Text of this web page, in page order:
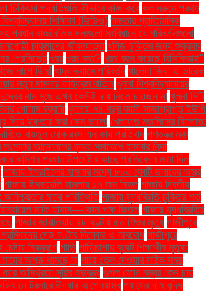
চিকিৎসা পদ্ধতিগুলি কীভাবে কাজ করে ক্লাসরুমে প্রথম
শিক্ষিকা (ভিডিও) ক্ষমতার প্রাতিষ্ঠানিক
প্রধান রাজনৈতিক দলগুলো সংবিধানে যে পরিবর্তনগুলো
চাকমাদের জীবনযাত্রা খনিজ চুক্তির জন্য শুক্রবার
প্রেসিডেন্ট খবর খরচ কত? খরচ বহন করেছে বিসিসিআই"
লাগে ডিম! খাদ্যাভ্যাসে পরিবর্তন খালেদা জিয়া ও তারেক
নতুন মামলার কার্যক্রম বাতিল খুলনা বিশ্ববিদ্যালয়ের
নাম মুছে এখন কেউই দায় নিতে চাচ্ছেন না খুলনা সিটি
গোলাম রব্বানী খুলনায় ৭৪ বছর বয়সী সাজাপ্রাপ্ত ইউপি
দিয়ে ইফতার করা কেন ভালো খেলাফত মজলিসের বিক্ষোভ:
বায়তুল মোকাররম এলাকায় প্রতিবাদ গণতন্ত্র মঞ্চ
সংস্কার আন্দোলনের কৃষক সমাবেশে হামলার নিন্দা
কমিশন প্রধান উপদেষ্টার কাছে প্রতিবেদন জমা দিল
গাজায় ইসরাইলের হামলার মধ্যে ৮০০ কোটি ডলারের অস্ত্র
গাজায় ইসরায়েলি হামলায় ১৭ জন নিহত গাজায় দ্বিতীয়
মাঝে পরিস্থিতি গাজায় যুদ্ধবিরতি চুক্তির শর্ত
ইসরায়েল নাকি হামাস—কোন পক্ষ জিতল গাজায় যুদ্ধবিরতির
গাজার জাবালিয়ায় ৪৮ ঘণ্টায় ৫০ শিশুর মৃত্যু গাজীপুরে
শ্রমিকদের দেড় ঘণ্টার বিক্ষোভ ও অবরোধ গাজীপুরে
নিয়ন্ত্রণে গাড়ি গাড়িচাপায় বুয়েট শিক্ষার্থীর মৃত্যু:
অশ্রু থামছে না গায়ে তেল দেওয়ার সঠিক সময়
করে অস্থিরতা সৃষ্টির ষড়যন্ত্র গুগল ফোন নম্বর কেন চায়
ট্রলারে উদ্ধার আগ্নেয়াস্ত্র গ্যাসের দাম বৃদ্ধি